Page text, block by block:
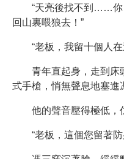
“天亮後找不到……你
回山裏喂狼去！”
“老板，我留十個人
青年直起身，走到床
式手槍，悄無聲息地塞進
他的聲音壓得極低，
“老板，這個您留著防